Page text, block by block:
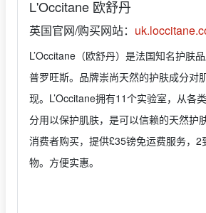
L'Occitane 欧舒丹
英国官网/购买网站：
L’Occitane（欧舒丹）是法国知名护肤
普罗旺斯。品牌崇尚天然的护肤成分对
现。L’Occitane拥有11个实验室，从各
分用以保护肌肤，是可以信赖的天然护
消费者购买，提供£35镑免运费服务，2
物。方便实惠。